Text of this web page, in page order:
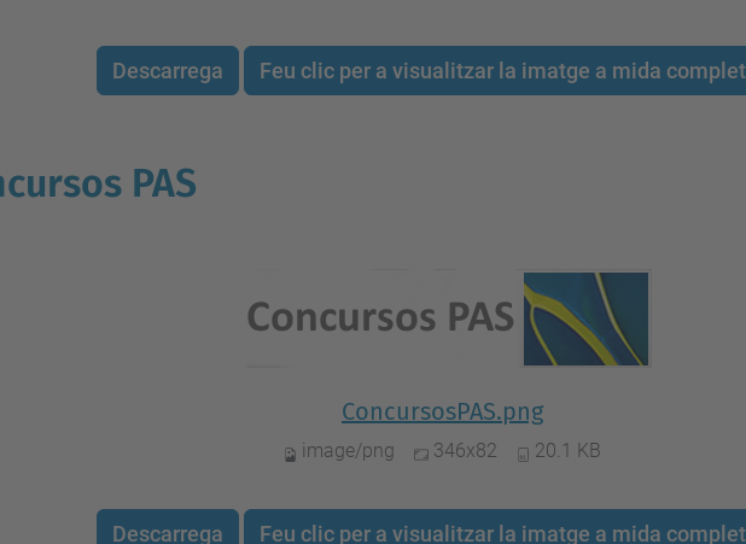
Descarrega Feu clic per a visualitzar la imatge a mida
PAS
ConcursosPAS.png
image/png 346x82 20.1 KB
Descarrega Feu clic per a visualitzar la imatge a mida